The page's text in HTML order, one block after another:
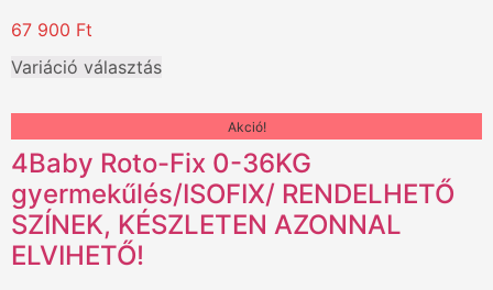
67 900 Ft
Variáció választás
Akció!
4Baby Roto-Fix 0-36KG
gyermekűlés/ISOFIX/ RENDELHETŐ
SZÍNEK, KÉSZLETEN AZONNAL
ELVIHETŐ!